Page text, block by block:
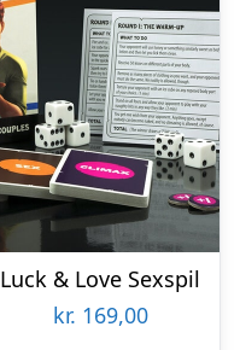
Luck & Love Sexspil
kr. 169,00